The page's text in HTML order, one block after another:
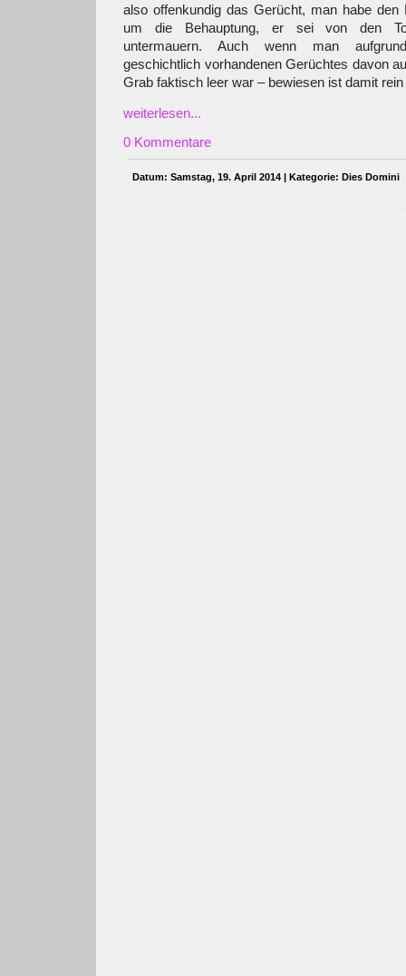
also offenkundig das Gerücht, man habe den
um die Behauptung, er sei von den
untermauern. Auch wenn man
geschichtlich vorhandenen Gerüchtes davon
Grab faktisch leer war – bewiesen ist damit
weiterlesen...
0 Kommentare
Datum: Samstag, 19. April 2014 | Kategorie: Dies Domini